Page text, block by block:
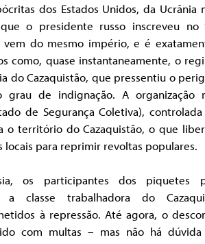
dos Estados Unidos, da Ucrânia
o presidente russo inscreveu no
vem do mesmo império, e é
como, quase instantaneamente, o
do Cazaquistão, que pressentiu o
de indignação. A organização
de Segurança Coletiva), controlada
o território do Cazaquistão, o que
locais para reprimir revoltas populares.
os participantes dos piquetes
a classe trabalhadora do
à repressão. Até agora, o
com multas – mas não há